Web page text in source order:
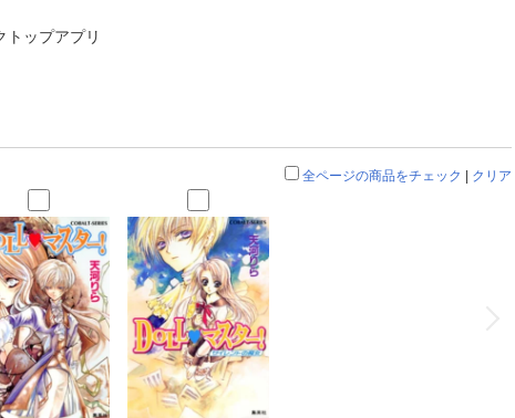
トップアプリ
全ページの商品をチェック クリア